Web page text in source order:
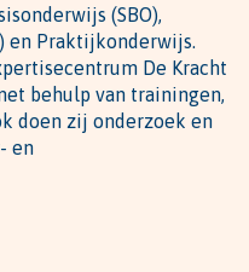
(SBO),
en Praktijkonderwijs.
De Kracht
behulp van trainingen,
doen zij onderzoek en
en